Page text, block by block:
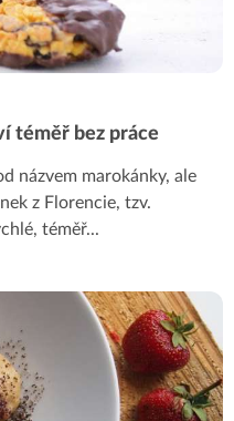
téměř bez práce
názvem marokánky, ale
z Florencie, tzv.
téměř...